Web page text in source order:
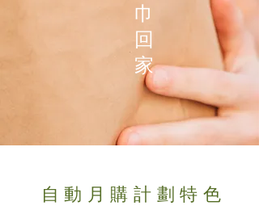
巾
回
家
自動月購計劃特色